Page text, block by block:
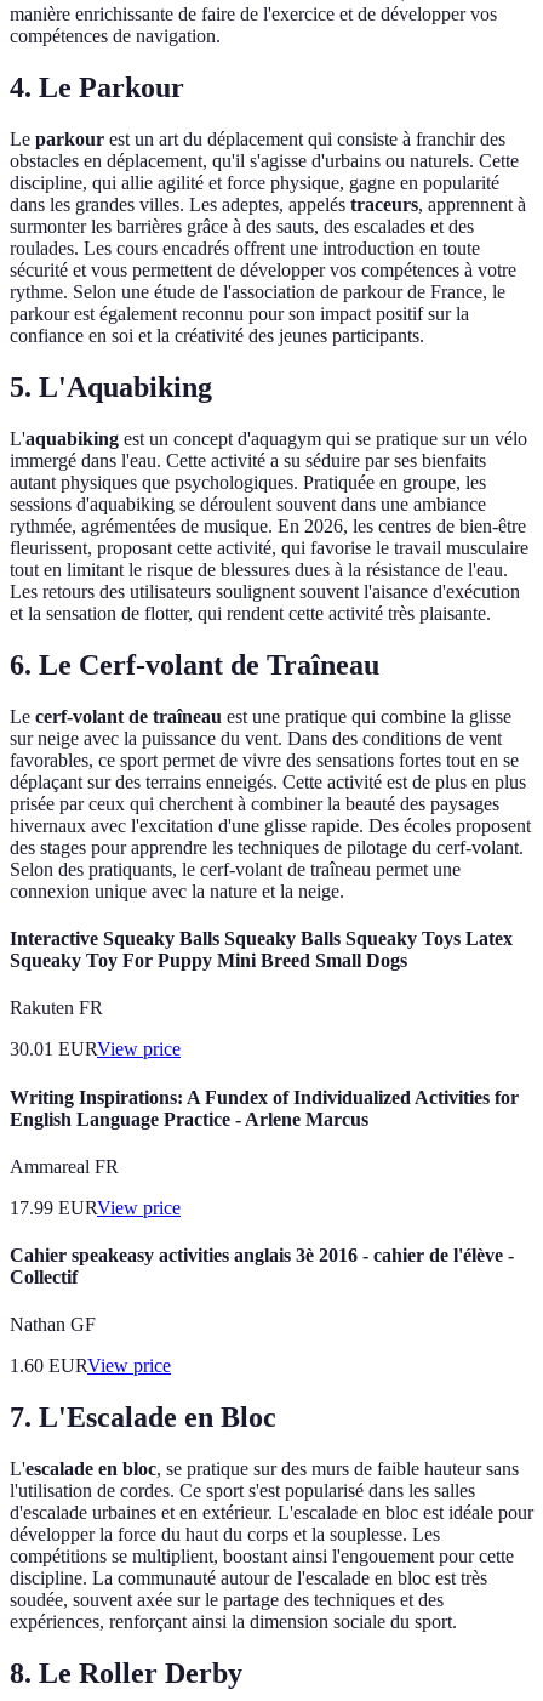
manière enrichissante de faire de l'exercice et de développer vos
compétences de navigation.
4. Le Parkour
Le parkour est un art du déplacement qui consiste à franchir des
obstacles en déplacement, qu'il s'agisse d'urbains ou naturels. Cette
discipline, qui allie agilité et force physique, gagne en popularité
dans les grandes villes. Les adeptes, appelés traceurs, apprennent à
surmonter les barrières grâce à des sauts, des escalades et des
roulades. Les cours encadrés offrent une introduction en toute
sécurité et vous permettent de développer vos compétences à votre
rythme. Selon une étude de l'association de parkour de France, le
parkour est également reconnu pour son impact positif sur la
confiance en soi et la créativité des jeunes participants.
5. L'Aquabiking
L'aquabiking est un concept d'aquagym qui se pratique sur un vélo
immergé dans l'eau. Cette activité a su séduire par ses bienfaits
autant physiques que psychologiques. Pratiquée en groupe, les
sessions d'aquabiking se déroulent souvent dans une ambiance
rythmée, agrémentées de musique. En 2026, les centres de bien-être
fleurissent, proposant cette activité, qui favorise le travail musculaire
tout en limitant le risque de blessures dues à la résistance de l'eau.
Les retours des utilisateurs soulignent souvent l'aisance d'exécution
et la sensation de flotter, qui rendent cette activité très plaisante.
6. Le Cerf-volant de Traîneau
Le cerf-volant de traîneau est une pratique qui combine la glisse
sur neige avec la puissance du vent. Dans des conditions de vent
favorables, ce sport permet de vivre des sensations fortes tout en se
déplaçant sur des terrains enneigés. Cette activité est de plus en plus
prisée par ceux qui cherchent à combiner la beauté des paysages
hivernaux avec l'excitation d'une glisse rapide. Des écoles proposent
des stages pour apprendre les techniques de pilotage du cerf-volant.
Selon des pratiquants, le cerf-volant de traîneau permet une
connexion unique avec la nature et la neige.
Interactive Squeaky Balls Squeaky Balls Squeaky Toys Latex
Squeaky Toy For Puppy Mini Breed Small Dogs
Rakuten FR
30.01 EURView price
Writing Inspirations: A Fundex of Individualized Activities for
English Language Practice - Arlene Marcus
Ammareal FR
17.99 EURView price
Cahier speakeasy activities anglais 3è 2016 - cahier de l'élève -
Collectif
Nathan GF
1.60 EURView price
7. L'Escalade en Bloc
L'escalade en bloc, se pratique sur des murs de faible hauteur sans
l'utilisation de cordes. Ce sport s'est popularisé dans les salles
d'escalade urbaines et en extérieur. L'escalade en bloc est idéale pour
développer la force du haut du corps et la souplesse. Les
compétitions se multiplient, boostant ainsi l'engouement pour cette
discipline. La communauté autour de l'escalade en bloc est très
soudée, souvent axée sur le partage des techniques et des
expériences, renforçant ainsi la dimension sociale du sport.
8. Le Roller Derby